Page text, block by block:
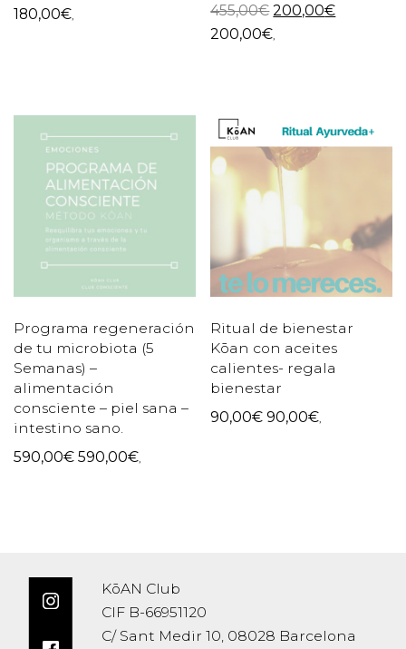
180,00€
455,00€ 200,00€
200,00€
Programa regeneración
de tu microbiota (5
Semanas) –
alimentación
consciente – piel sana –
intestino sano.
590,00€ 590,00€,
Ritual de bienestar
Kōan con aceites
calientes- regala
bienestar
90,00€ 90,00€,
KōAN Club
CIF B-66951120
C/ Sant Medir 10, 08028 Barcelona